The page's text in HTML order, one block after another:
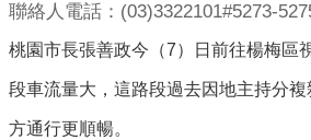
聯絡人電話：(03)3322101#5273-
桃園市長張善政今（7）日前往楊梅區
段車流量大，這路段過去因地主持分
方通行更順暢。